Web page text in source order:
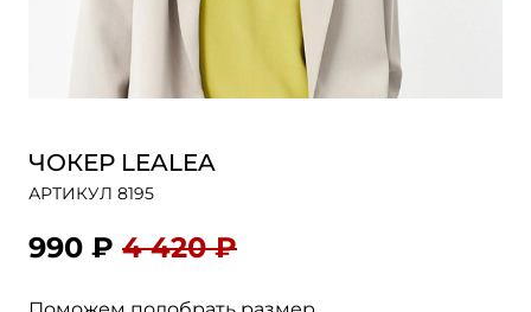
ЧОКЕР LEALEA
АРТИКУЛ 8195
990 ₽ 4 420 ₽